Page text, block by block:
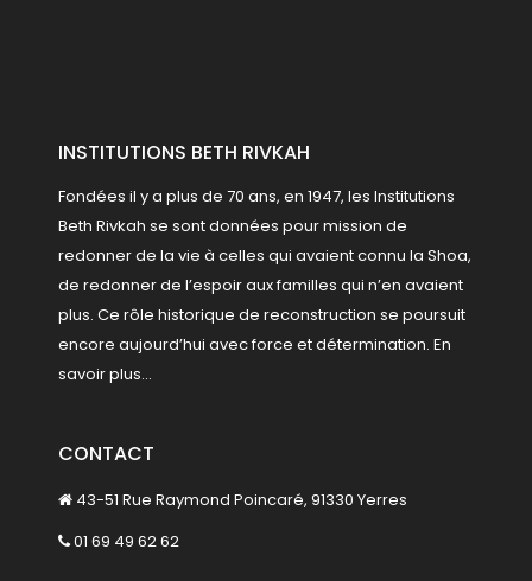
INSTITUTIONS BETH RIVKAH
Fondées il y a plus de 70 ans, en 1947, les Institutions
Beth Rivkah se sont données pour mission de
redonner de la vie à celles qui avaient connu la Shoa,
de redonner de l’espoir aux familles qui n’en avaient
plus. Ce rôle historique de reconstruction se poursuit
encore aujourd’hui avec force et détermination. En
savoir plus...
CONTACT
43-51 Rue Raymond Poincaré, 91330 Yerres
01 69 49 62 62